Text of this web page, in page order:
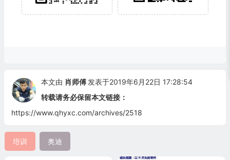
本文由 肖师傅 发表于2019年6月22日 17:28:54
转载请务必保留本文链接：
https://www.qhyxc.com/archives/2518
培训 奥迪